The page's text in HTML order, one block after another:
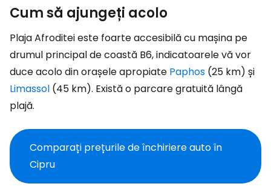
Cum să ajungeți acolo
Plaja Afroditei este foarte accesibilă cu mașina pe
drumul principal de coastă B6, indicatoarele vă vor
duce acolo din orașele apropiate Paphos (25 km) și
Limassol (45 km). Există o parcare gratuită lângă
plajă.
Comparați prețurile de închiriere auto în
Cipru